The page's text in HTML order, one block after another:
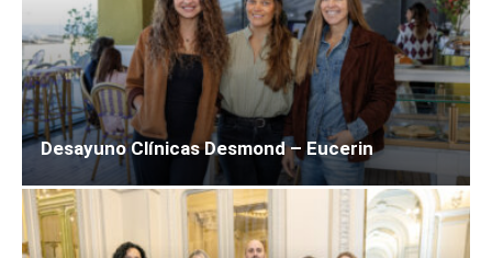
Desayuno Clínicas Desmond – Eucerin